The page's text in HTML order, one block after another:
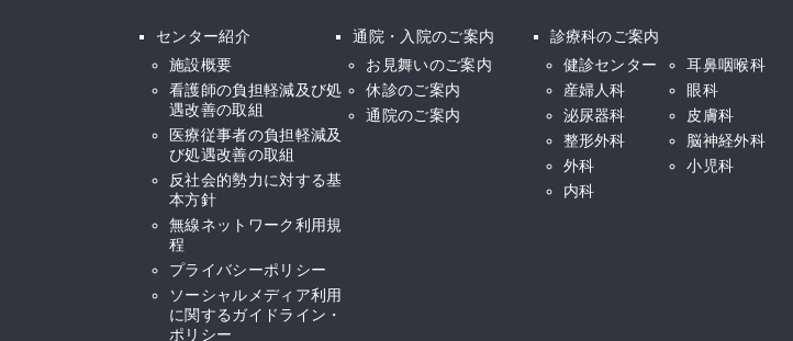
センター紹介
施設概要
看護師の負担軽減及び処
遇改善の取組
医療従事者の負担軽減及
び処遇改善の取組
反社会的勢力に対する基
本方針
無線ネットワーク利用規
程
プライバシーポリシー
ソーシャルメディア利用
に関するガイドライン・
ポリシー
通院・入院のご案内
お見舞いのご案内
休診のご案内
通院のご案内
診療科のご案内
健診センター
耳鼻咽喉科
産婦人科
眼科
泌尿器科
皮膚科
整形外科
脳神経外科
外科
小児科
内科